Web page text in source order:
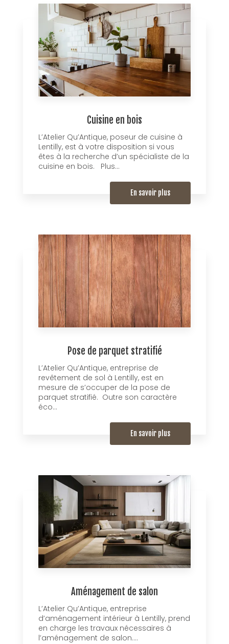
Cuisine en bois
L’Atelier Qu’Antique, poseur de cuisine à
Lentilly, est à votre disposition si vous
êtes à la recherche d’un spécialiste de la
cuisine en bois. Plus...
En savoir plus
Pose de parquet stratifié
L’Atelier Qu’Antique, entreprise de
revêtement de sol à Lentilly, est en
mesure de s’occuper de la pose de
parquet stratifié. Outre son caractère
éco...
En savoir plus
Aménagement de salon
L’Atelier Qu’Antique, entreprise
d’aménagement intérieur à Lentilly, prend
en charge les travaux nécessaires à
l’aménagement de salon....